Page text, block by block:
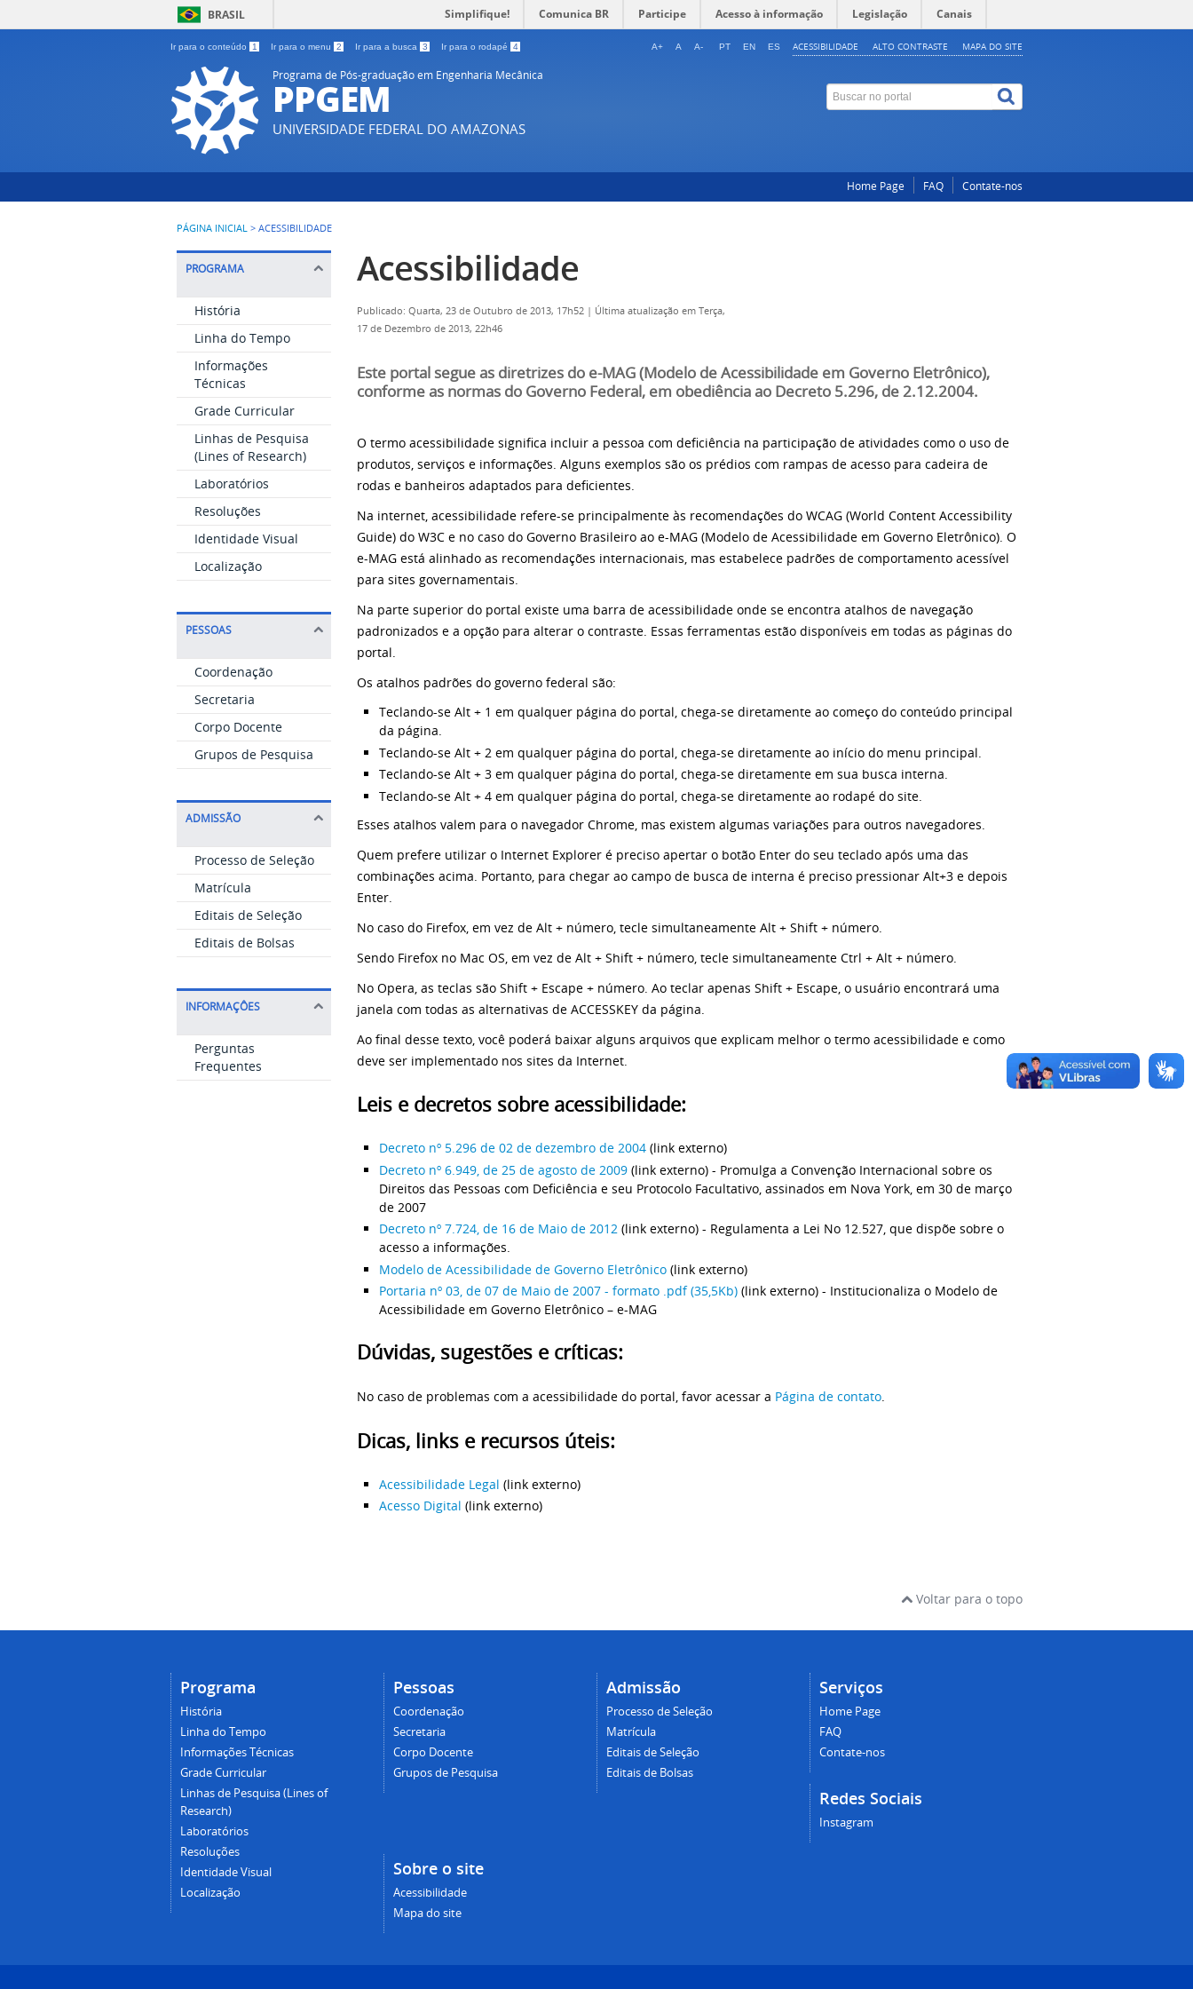
BRASIL Simplifique! Comunica BR Participe Acesso à informação Legislação Canais
Ir para o conteúdo 1 Ir para o menu 2 Ir para a busca 3 Ir para o rodapé 4 ACESSIBILIDADE ALTO CONTRASTE MAPA DO SITE
A+ A A- PT EN ES
Programa de Pós-graduação em Engenharia Mecânica
PPGEM
UNIVERSIDADE FEDERAL DO AMAZONAS
Home Page FAQ Contate-nos
PÁGINA INICIAL > ACESSIBILIDADE
PROGRAMA
História
Linha do Tempo
Informações
Técnicas
Grade Curricular
Linhas de Pesquisa
(Lines of Research)
Laboratórios
Resoluções
Identidade Visual
Localização
PESSOAS
Coordenação
Secretaria
Corpo Docente
Grupos de Pesquisa
ADMISSÃO
Processo de Seleção
Matrícula
Editais de Seleção
Editais de Bolsas
INFORMAÇÔES
Perguntas
Frequentes
Acessibilidade
Publicado: Quarta, 23 de Outubro de 2013, 17h52 | Última atualização em Terça,
17 de Dezembro de 2013, 22h46
Este portal segue as diretrizes do e-MAG (Modelo de Acessibilidade em Governo Eletrônico),
conforme as normas do Governo Federal, em obediência ao Decreto 5.296, de 2.12.2004.
O termo acessibilidade significa incluir a pessoa com deficiência na participação de atividades como o uso de
produtos, serviços e informações. Alguns exemplos são os prédios com rampas de acesso para cadeira de
rodas e banheiros adaptados para deficientes.
Na internet, acessibilidade refere-se principalmente às recomendações do WCAG (World Content Accessibility
Guide) do W3C e no caso do Governo Brasileiro ao e-MAG (Modelo de Acessibilidade em Governo Eletrônico). O
e-MAG está alinhado as recomendações internacionais, mas estabelece padrões de comportamento acessível
para sites governamentais.
Na parte superior do portal existe uma barra de acessibilidade onde se encontra atalhos de navegação
padronizados e a opção para alterar o contraste. Essas ferramentas estão disponíveis em todas as páginas do
portal.
Os atalhos padrões do governo federal são:
Teclando-se Alt + 1 em qualquer página do portal, chega-se diretamente ao começo do conteúdo principal
da página.
Teclando-se Alt + 2 em qualquer página do portal, chega-se diretamente ao início do menu principal.
Teclando-se Alt + 3 em qualquer página do portal, chega-se diretamente em sua busca interna.
Teclando-se Alt + 4 em qualquer página do portal, chega-se diretamente ao rodapé do site.
Esses atalhos valem para o navegador Chrome, mas existem algumas variações para outros navegadores.
Quem prefere utilizar o Internet Explorer é preciso apertar o botão Enter do seu teclado após uma das
combinações acima. Portanto, para chegar ao campo de busca de interna é preciso pressionar Alt+3 e depois
Enter.
No caso do Firefox, em vez de Alt + número, tecle simultaneamente Alt + Shift + número.
Sendo Firefox no Mac OS, em vez de Alt + Shift + número, tecle simultaneamente Ctrl + Alt + número.
No Opera, as teclas são Shift + Escape + número. Ao teclar apenas Shift + Escape, o usuário encontrará uma
janela com todas as alternativas de ACCESSKEY da página.
Ao final desse texto, você poderá baixar alguns arquivos que explicam melhor o termo acessibilidade e como
deve ser implementado nos sites da Internet.
Leis e decretos sobre acessibilidade:
Decreto nº 5.296 de 02 de dezembro de 2004 (link externo)
Decreto nº 6.949, de 25 de agosto de 2009 (link externo) - Promulga a Convenção Internacional sobre os
Direitos das Pessoas com Deficiência e seu Protocolo Facultativo, assinados em Nova York, em 30 de março
de 2007
Decreto nº 7.724, de 16 de Maio de 2012 (link externo) - Regulamenta a Lei No 12.527, que dispõe sobre o
acesso a informações.
Modelo de Acessibilidade de Governo Eletrônico (link externo)
Portaria nº 03, de 07 de Maio de 2007 - formato .pdf (35,5Kb) (link externo) - Institucionaliza o Modelo de
Acessibilidade em Governo Eletrônico – e-MAG
Dúvidas, sugestões e críticas:
No caso de problemas com a acessibilidade do portal, favor acessar a Página de contato.
Dicas, links e recursos úteis:
Acessibilidade Legal (link externo)
Acesso Digital (link externo)
Voltar para o topo
Programa
História
Linha do Tempo
Informações Técnicas
Grade Curricular
Linhas de Pesquisa (Lines of
Research)
Laboratórios
Resoluções
Identidade Visual
Localização
Pessoas
Coordenação
Secretaria
Corpo Docente
Grupos de Pesquisa
Admissão
Processo de Seleção
Matrícula
Editais de Seleção
Editais de Bolsas
Serviços
Home Page
FAQ
Contate-nos
Redes Sociais
Instagram
Sobre o site
Acessibilidade
Mapa do site